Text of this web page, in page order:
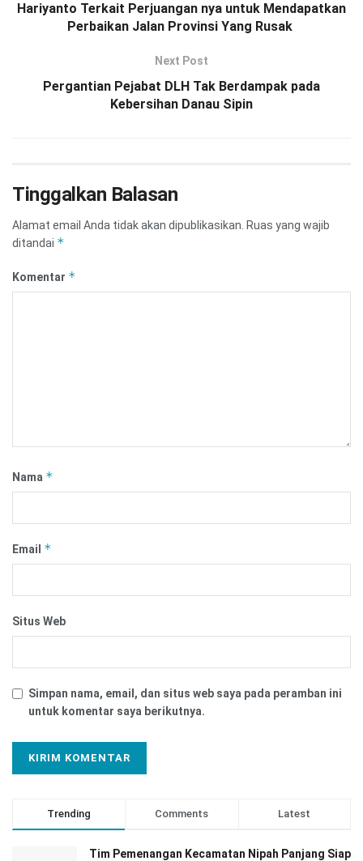
Hariyanto Terkait Perjuangan nya untuk Mendapatkan
Perbaikan Jalan Provinsi Yang Rusak
Next Post
Pergantian Pejabat DLH Tak Berdampak pada
Kebersihan Danau Sipin
Tinggalkan Balasan
Alamat email Anda tidak akan dipublikasikan. Ruas yang wajib
ditandai *
Komentar *
Nama *
Email *
Situs Web
Simpan nama, email, dan situs web saya pada peramban ini
untuk komentar saya berikutnya.
Trending Comments Latest
Tim Pemenangan Kecamatan Nipah Panjang Siap